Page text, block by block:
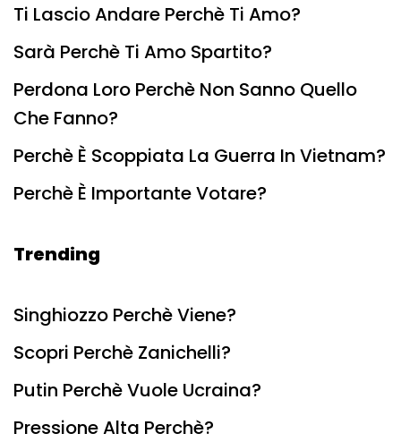
Ti Lascio Andare Perchè Ti Amo?
Sarà Perchè Ti Amo Spartito?
Perdona Loro Perchè Non Sanno Quello
Che Fanno?
Perchè È Scoppiata La Guerra In Vietnam?
Perchè È Importante Votare?
Trending
Singhiozzo Perchè Viene?
Scopri Perchè Zanichelli?
Putin Perchè Vuole Ucraina?
Pressione Alta Perchè?